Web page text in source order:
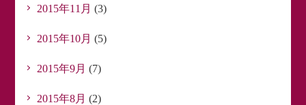
2015年11月 (3)
2015年10月 (5)
2015年9月 (7)
2015年8月 (2)